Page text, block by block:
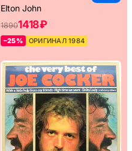
Elton John
18901418 ₽
–25% ОРИГИНАЛ 1984